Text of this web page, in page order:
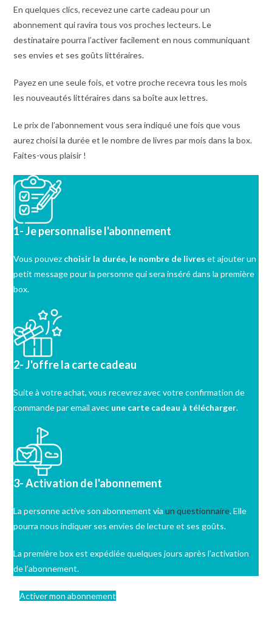
En quelques clics, recevez une carte cadeau pour un
abonnement qui ravira tous vos proches lecteurs. Le
destinataire pourra l’activer facilement en nous communiquant
ses envies et ses goûts littéraires.
Payez en une seule fois, et votre proche recevra tous les mois
les nouveautés littéraires dans sa boîte aux lettres.
Le prix de l’abonnement vous sera indiqué une fois que vous
aurez choisi la durée et le nombre de livres par mois dans la box.
Faites-vous plaisir !
1- Je personnalise l'abonnement
Vous pouvez choisir la durée, le nombre de livres et ajouter un
petit message pour la personne qui sera inséré dans la première
box.
2- J'offre la carte cadeau
Suite à votre achat, vous recevrez avec votre confirmation de
commande par email avec une carte cadeau à télécharger.
3- Activation de l'abonnement
La personne active son abonnement viaun questionnaire. Elle
pourra nous indiquer ses envies de lecture et ses goûts.
La première box est expédiée quelques jours après l’activation
de l’abonnement.
Activer mon abonnement